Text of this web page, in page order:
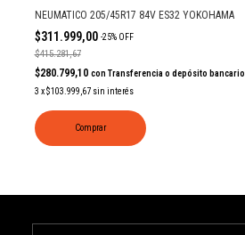
NEUMATICO 205/45R17 84V ES32 YOKOHAMA
$311.999,00 -25% OFF
$415.281,67
$280.799,10 con Transferencia o depósito bancario
3 x$103.999,67 sin interés
Comprar